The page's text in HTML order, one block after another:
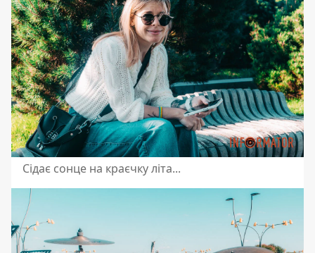
Сідає сонце на краєчку літа...